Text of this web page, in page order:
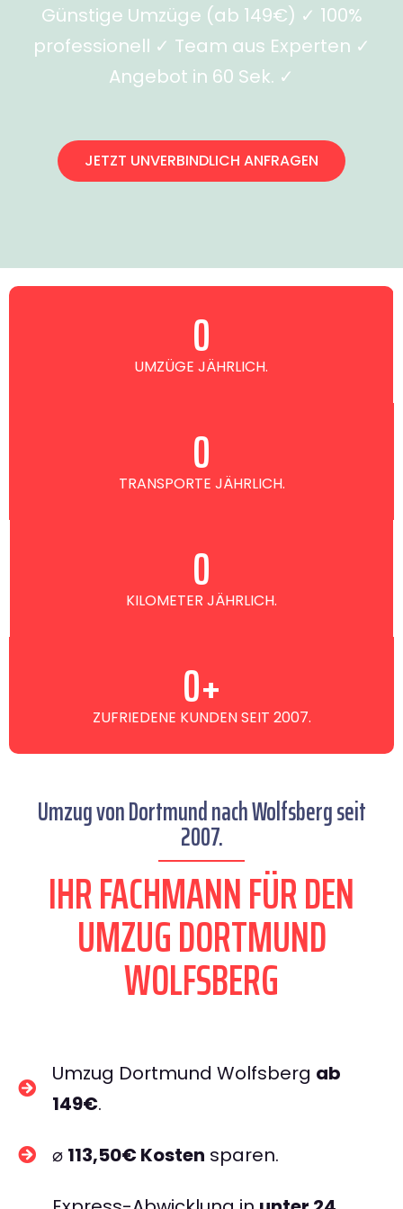
Günstige Umzüge (ab 149€) ✓ 100%
professionell ✓ Team aus Experten ✓
Angebot in 60 Sek. ✓
JETZT UNVERBINDLICH ANFRAGEN
UMZÜGE JÄHRLICH.
0
TRANSPORTE JÄHRLICH.
0
KILOMETER JÄHRLICH.
0
ZUFRIEDENE KUNDEN SEIT 2007.
0+
Umzug von Dortmund nach Wolfsberg seit
2007.
IHR FACHMANN FÜR DEN
UMZUG DORTMUND
WOLFSBERG
Umzug Dortmund Wolfsberg ab
149€.
⌀ 113,50€ Kosten sparen.